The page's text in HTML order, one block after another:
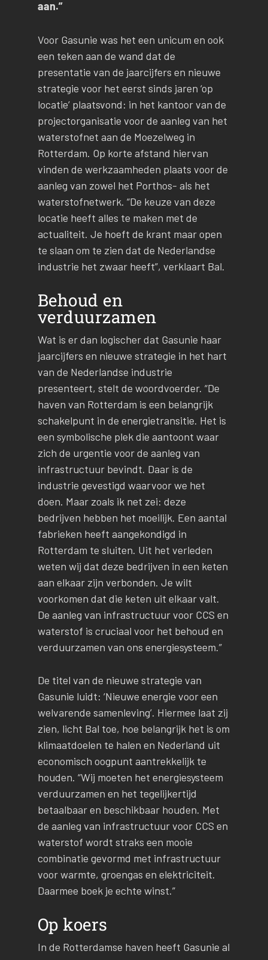
aan.”
Voor Gasunie was het een unicum en ook
een teken aan de wand dat de
presentatie van de jaarcijfers en nieuwe
strategie voor het eerst sinds jaren ‘op
locatie’ plaatsvond: in het kantoor van de
projectorganisatie voor de aanleg van het
waterstofnet aan de Moezelweg in
Rotterdam. Op korte afstand hiervan
vinden de werkzaamheden plaats voor de
aanleg van zowel het Porthos- als het
waterstofnetwerk. “De keuze van deze
locatie heeft alles te maken met de
actualiteit. Je hoeft de krant maar open
te slaan om te zien dat de Nederlandse
industrie het zwaar heeft”, verklaart Bal.
Behoud en
verduurzamen
Wat is er dan logischer dat Gasunie haar
jaarcijfers en nieuwe strategie in het hart
van de Nederlandse industrie
presenteert, stelt de woordvoerder. “De
haven van Rotterdam is een belangrijk
schakelpunt in de energietransitie. Het is
een symbolische plek die aantoont waar
zich de urgentie voor de aanleg van
infrastructuur bevindt. Daar is de
industrie gevestigd waarvoor we het
doen. Maar zoals ik net zei: deze
bedrijven hebben het moeilijk. Een aantal
fabrieken heeft aangekondigd in
Rotterdam te sluiten. Uit het verleden
weten wij dat deze bedrijven in een keten
aan elkaar zijn verbonden. Je wilt
voorkomen dat die keten uit elkaar valt.
De aanleg van infrastructuur voor CCS en
waterstof is cruciaal voor het behoud en
verduurzamen van ons energiesysteem.”
De titel van de nieuwe strategie van
Gasunie luidt: ‘Nieuwe energie voor een
welvarende samenleving’. Hiermee laat zij
zien, licht Bal toe, hoe belangrijk het is om
klimaatdoelen te halen en Nederland uit
economisch oogpunt aantrekkelijk te
houden. “Wij moeten het energiesysteem
verduurzamen en het tegelijkertijd
betaalbaar en beschikbaar houden. Met
de aanleg van infrastructuur voor CCS en
waterstof wordt straks een mooie
combinatie gevormd met infrastructuur
voor warmte, groengas en elektriciteit.
Daarmee boek je echte winst.”
Op koers
In de Rotterdamse haven heeft Gasunie al